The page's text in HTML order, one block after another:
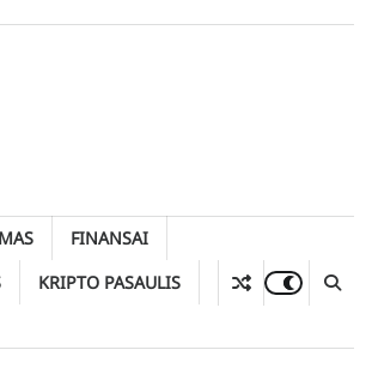
FINANSAI
KRIPTO PASAULIS